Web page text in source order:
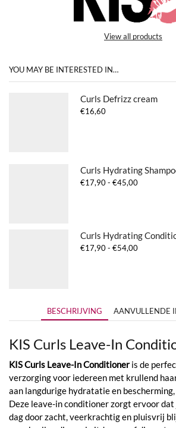
View all products
YOU MAY BE INTERESTED IN…
Curls Defrizz cream
€16,60
Curls Hydrating
€17,90- €45,00Prijsklasse:
Curls Hydrating
€17,90- €54,00Prijsklasse:
BESCHRIJVING AANVULLENDE
KIS Curls Leave-In
KIS Curls Leave-In Conditioneris de
verzorging voor iedereen met krullend
aan langdurige hydratatie en
Deze leave-in conditioner zorgt ervoor
dag door zacht, veerkrachtig en pluisvrij